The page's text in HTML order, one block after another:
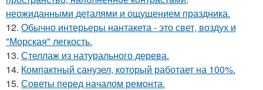
неожиданными деталями и ощущением праздника.
12. Обычно интерьеры нантакета - это свет, воздух и
"Морская" легкость.
13. Стеллаж из натурального дерева.
14. Компактный санузел, который работает на 100%.
15. Советы перед началом ремонта.